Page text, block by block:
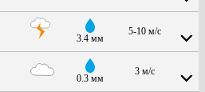
3.4 мм
5-10 м/с
0.3 мм
3 м/с